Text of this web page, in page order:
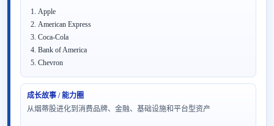
Apple
American Express
Coca-Cola
Bank of America
Chevron
成长故事 / 能力圈
从烟蒂股进化到消费品牌、金融、基础设施和平台型资产